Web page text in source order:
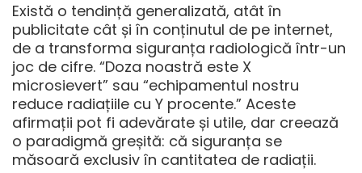
Există o tendință generalizată, atât în
publicitate cât și în conținutul de pe internet,
de a transforma siguranța radiologică într-un
joc de cifre. “Doza noastră este X
microsievert” sau “echipamentul nostru
reduce radiațiile cu Y procente.” Aceste
afirmații pot fi adevărate și utile, dar creează
o paradigmă greșită: că siguranța se
măsoară exclusiv în cantitatea de radiații.